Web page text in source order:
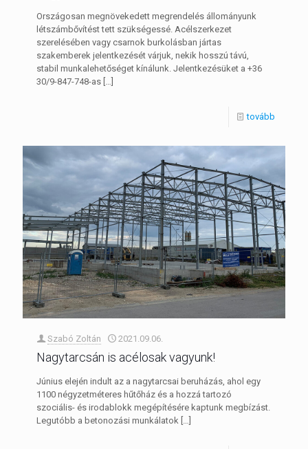
Országosan megnövekedett megrendelés állományunk
létszámbővítést tett szükségessé. Acélszerkezet
szerelésében vagy csarnok burkolásban jártas
szakemberek jelentkezését várjuk, nekik hosszú távú,
stabil munkalehetőséget kínálunk. Jelentkezésüket a +36
30/9-847-748-as
tovább
Szabó Zoltán 2021.09.06.
Nagytarcsán is acélosak vagyunk!
Június elején indult az a nagytarcsai beruházás, ahol egy
1100 négyzetméteres hűtőház és a hozzá tartozó
szociális- és irodablokk megépítésére kaptunk megbízást.
Legutóbb a betonozási munkálatok […]